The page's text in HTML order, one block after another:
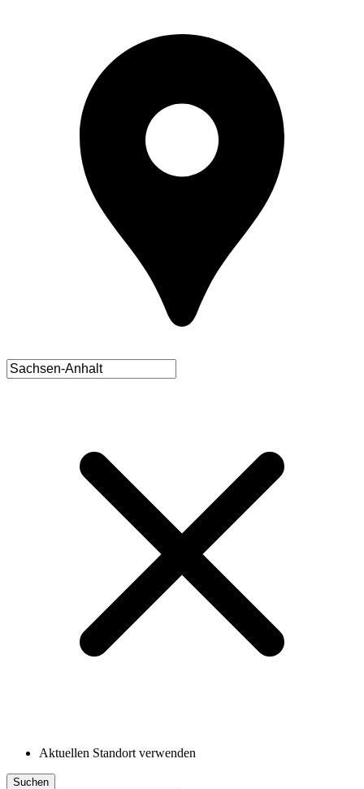
Aktuellen Standort verwenden
Suchen